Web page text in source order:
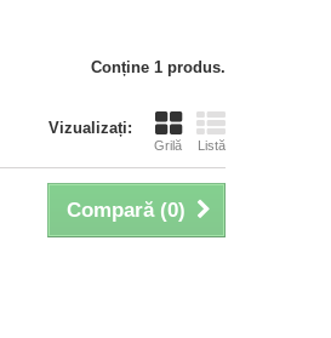
Conține 1 produs.
Vizualizați:
Grilă Listă
Compară (0)